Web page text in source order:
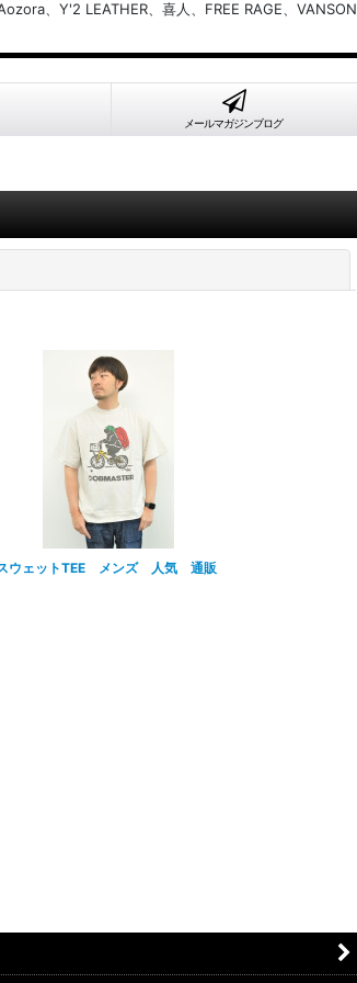
、Y'2 LEATHER、喜人、FREE RAGE、VANSON
メールマガジンブログ
ウェットTEE メンズ 人気 通販